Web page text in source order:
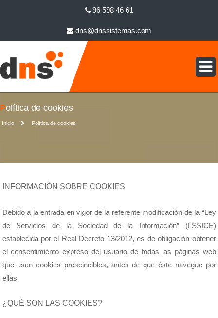
96 598 46 61
dns@dnssistemas.com
Política de cookies
Inicio Política de cookies
INFORMACIÓN SOBRE COOKIES
Debido a la entrada en vigor de la referente modificación de la “Ley
de Servicios de la Sociedad de la Información” (LSSICE)
establecida por el Real Decreto 13/2012, es de obligación obtener
el consentimiento expreso del usuario de todas las páginas web
que usan cookies prescindibles, antes de que éste navegue por
ellas.
¿QUÉ SON LAS COOKIES?